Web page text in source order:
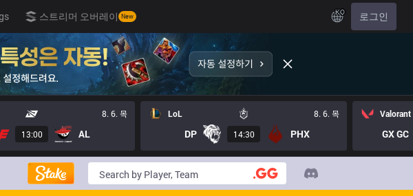
스트리머 오버레이 New KO 로그인
8. 6. 목
13:00 AL
LoL 8. 6. 목
DP 14:30 PHX
Valorant
GX GC